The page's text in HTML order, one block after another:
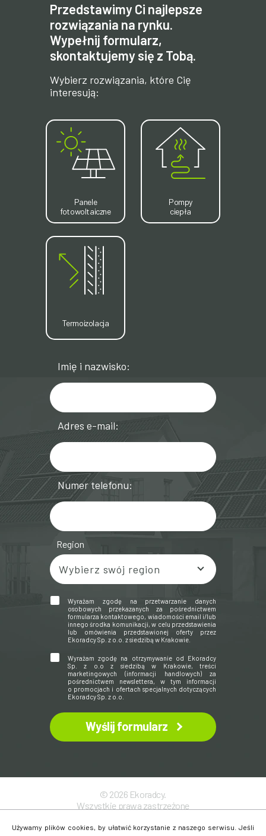
Przedstawimy Ci najlepsze
rozwiązania na rynku.
Wypełnij formularz,
skontaktujemy się z Tobą.
Wybierz rozwiązania, które Cię
interesują:
Panele
fotowoltaiczne
Pompy
ciepła
Termoizolacja
Imię i nazwisko:
Adres e-mail:
Numer telefonu:
Region
Wyrażam zgodę na przetwarzanie danych
osobowych przekazanych za pośrednictwem
formularza kontaktowego, wiadomości email i/lub
innego środka komunikacji, w celu przedstawienia
lub omówienia przedstawionej oferty przez
Ekoradcy Sp. z o.o. z siedzibą w Krakowie.
Wyrażam zgodę na otrzymywanie od Ekoradcy
Sp. z o.o z siedzibą w Krakowie, treści
marketingowych (informacji handlowych) za
pośrednictwem newslettera, w tym informacji
o promocjach i ofertach specjalnych dotyczących
Ekoradcy Sp. z o.o.
Wyślij formularz
© 2026 Ekoradcy.
Wszystkie prawa zastrzeżone
Używamy plików cookies, by ułatwić korzystanie z naszego serwisu. Jeśli